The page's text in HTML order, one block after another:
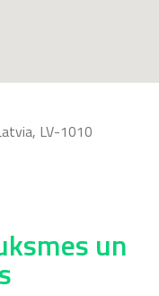
LV-1010
un